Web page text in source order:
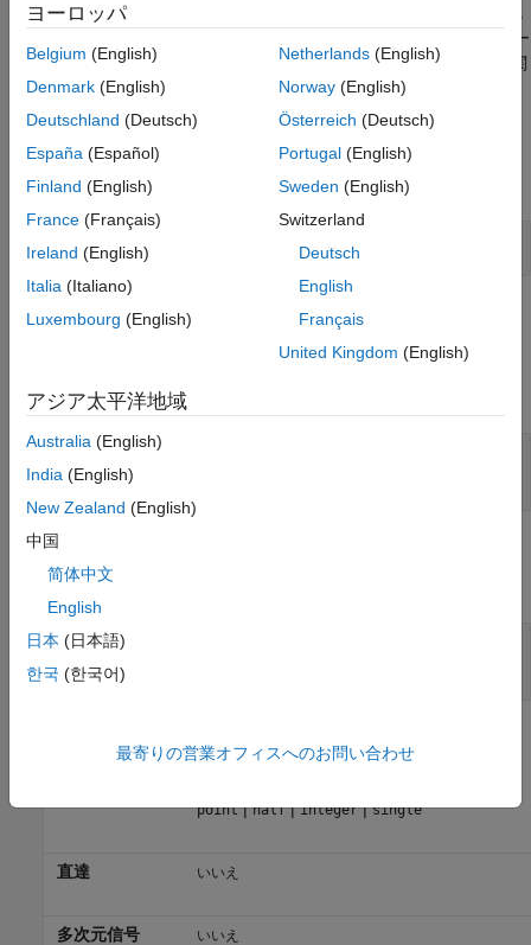
項目一覧
説明
例
端子
バージョン履歴
参考
る場合、バス要素にはアクセスできなくなります。ベクトルとし
て使用されるバスを特定して修正するには、モデル アドバイザー
チェック[ベクトルとして扱われるバス信号のチェック]
または関
数Simulink.BlockDiagram.addBusToVectorを使用します。
例
すべて展開する
バスからベクトルへの変換の明示的な定義
端子
すべて展開する
Port_1—
スカラー | ベクトル | バス
出力
すべて展開する
Port_1
ベクトル
ブロックの特性
point|half|integer|single
直達 いいえ
多次元信号 いいえ
ヨーロッパ
Belgium (English)
Denmark (English)
Deutschland (Deutsch)
España (Español)
Finland (English)
France (Français)
Ireland (English)
Italia (Italiano)
Luxembourg (English)
Netherlands(English)
Norway(English)
Österreich (Deutsch)
Portugal(English)
Sweden (English)
Switzerland
Deutsch
English
Français
United Kingdom (English)
アジア太平洋地域
Australia (English)
India (English)
New Zealand (English)
中国
简体中文
English
日本 (日本語)
한국 (한국어)
最寄りの営業オフィスへのお問い合わせ